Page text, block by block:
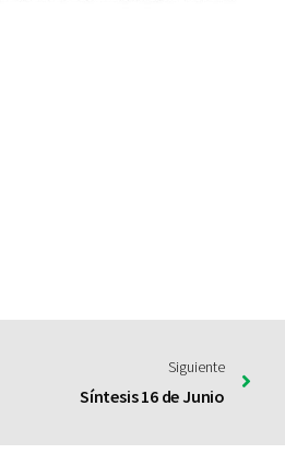
Siguiente
Síntesis 16 de Junio